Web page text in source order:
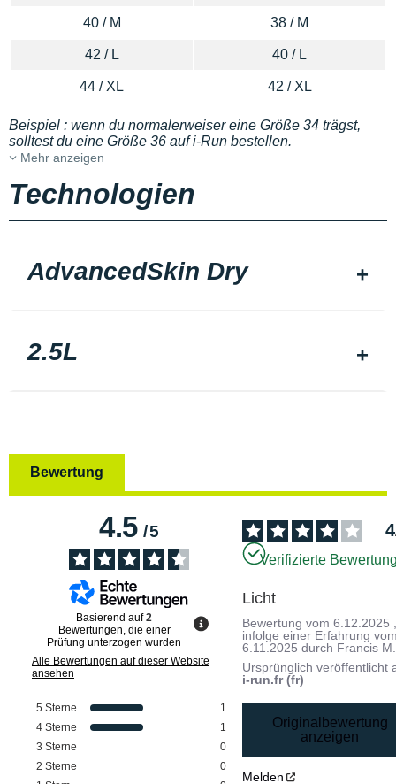
40 / M 38 / M
42 / L 40 / L
44 / XL 42 / XL
Beispiel : wenn du normalerweiser eine Größe 34 trägst,
solltest du eine Größe 36 auf i-Run bestellen.
Mehr anzeigen
Technologien
AdvancedSkin Dry
2.5L
Bewertung
4.5/5
Basierend auf2
Bewertungen, die einer
Prüfung unterzogen wurden
Alle Bewertungen auf dieser Website
ansehen
5 Sterne
1
4 Sterne
1
3 Sterne
0
2 Sterne
0
4
Verifizierte
Licht
Bewertung vom6.12.2025
infolge einer Erfahrung
6.11.2025 durch Francis M.
Ursprünglich veröffentlicht
i-run.fr (fr)
Originalbewertung
anzeigen
Melden